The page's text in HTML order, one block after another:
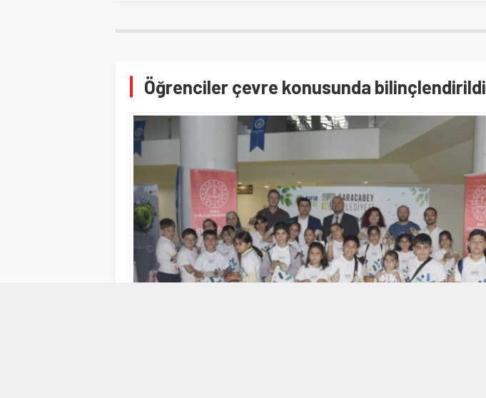
Öğrenciler çevre konusunda bilinçlendirildi